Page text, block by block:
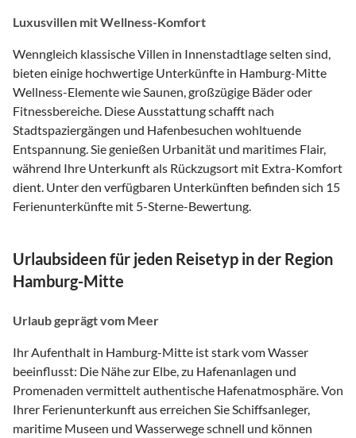
Luxusvillen mit Wellness-Komfort
Wenngleich klassische Villen in Innenstadtlage selten sind,
bieten einige hochwertige Unterkünfte in Hamburg-Mitte
Wellness-Elemente wie Saunen, großzügige Bäder oder
Fitnessbereiche. Diese Ausstattung schafft nach
Stadtspaziergängen und Hafenbesuchen wohltuende
Entspannung. Sie genießen Urbanität und maritimes Flair,
während Ihre Unterkunft als Rückzugsort mit Extra-Komfort
dient. Unter den verfügbaren Unterkünften befinden sich 15
Ferienunterkünfte mit 5-Sterne-Bewertung.
Urlaubsideen für jeden Reisetyp in der Region
Hamburg-Mitte
Urlaub geprägt vom Meer
Ihr Aufenthalt in Hamburg-Mitte ist stark vom Wasser
beeinflusst: Die Nähe zur Elbe, zu Hafenanlagen und
Promenaden vermittelt authentische Hafenatmosphäre. Von
Ihrer Ferienunterkunft aus erreichen Sie Schiffsanleger,
maritime Museen und Wasserwege schnell und können